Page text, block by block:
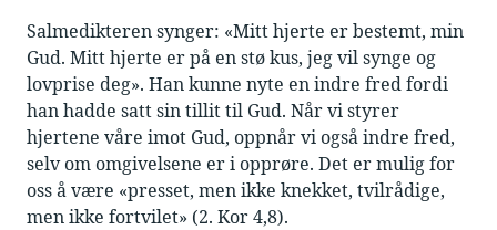
Salmedikteren synger: «Mitt hjerte er bestemt, min
Gud. Mitt hjerte er på en stø kus, jeg vil synge og
lovprise deg». Han kunne nyte en indre fred fordi
han hadde satt sin tillit til Gud. Når vi styrer
hjertene våre imot Gud, oppnår vi også indre fred,
selv om omgivelsene er i opprøre. Det er mulig for
oss å være «presset, men ikke knekket, tvilrådige,
men ikke fortvilet» (2. Kor 4,8).